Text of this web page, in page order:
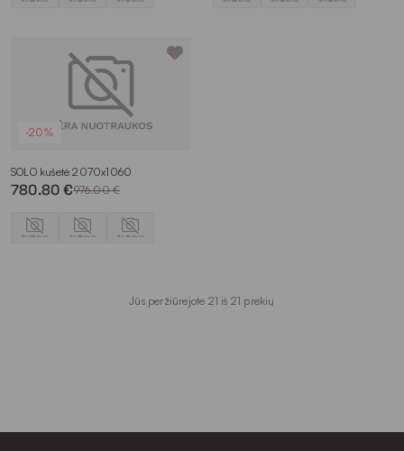
-20%
SOLO kušetė 2070x1060
780.80 €976.00 €
Jūs peržiūrejote 21 iš 21 prekių